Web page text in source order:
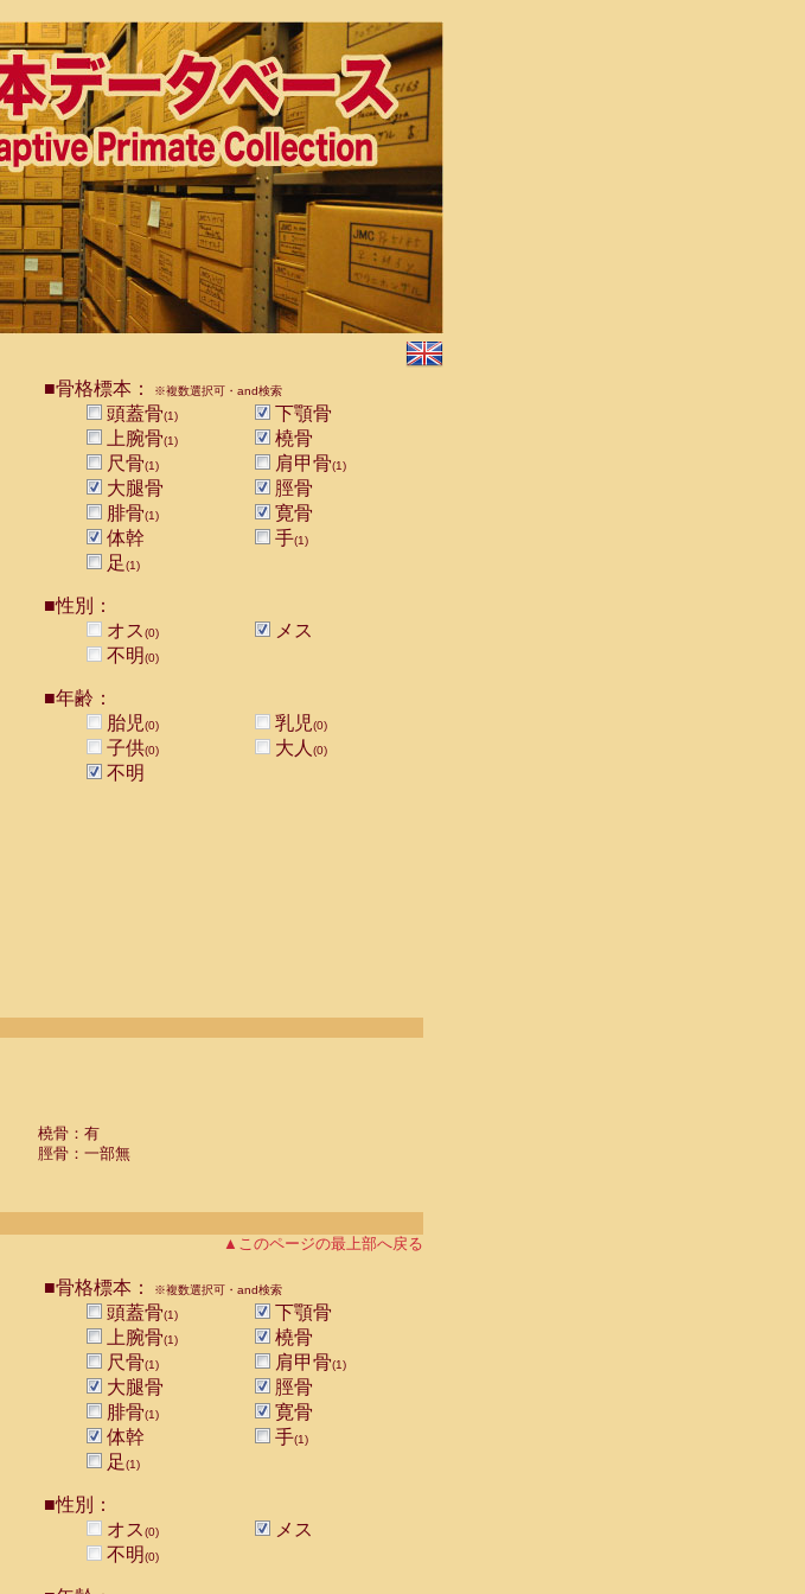
■骨格標本： ※複数選択可・and検索
頭蓋骨(1)
下顎骨
上腕骨(1)
橈骨
尺骨(1) 肩甲骨(1)
大腿骨
脛骨
腓骨(1)
寛骨
体幹
手(1)
足(1)
■性別：
オス(0)
メス
不明(0)
■年齢：
胎児(0) 乳児(0)
子供(0) 大人 (0)
不明
橈骨：有
脛骨：一部無
▲このページの最上部へ戻る
■骨格標本： ※複数選択可・and検索
頭蓋骨(1)
下顎骨
上腕骨(1)
橈骨
尺骨(1) 肩甲骨(1)
大腿骨
脛骨
腓骨(1)
寛骨
体幹
手(1)
足(1)
■性別：
オス(0)
メス
不明(0)